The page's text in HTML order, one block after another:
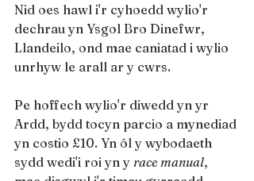
Nid oes hawl i'r cyhoedd wylio'r
dechrau yn Ysgol Bro Dinefwr,
Llandeilo, ond mae caniatad i wylio
unrhyw le arall ar y cwrs.
Pe hoffech wylio'r diwedd yn yr
Ardd, bydd tocyn parcio a mynediad
yn costio £10. Yn ôl y wybodaeth
sydd wedi'i roi yn y race manual,